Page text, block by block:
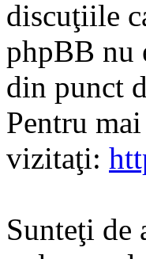
discuţiile
phpBB nu
din punct
Pentru
vizitaţi:
Sunteţi de